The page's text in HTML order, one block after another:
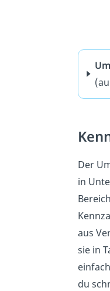
Der
in
aus
sie in
du